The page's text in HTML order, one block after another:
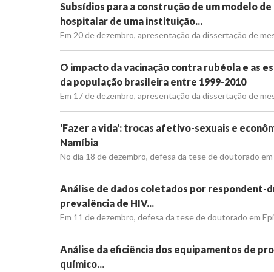
Subsídios para a construção de um modelo
hospitalar de uma instituição...
Em 20 de dezembro, apresentação da dissertação de
O impacto da vacinação contra rubéola e as
da população brasileira entre 1999-2010
Em 17 de dezembro, apresentação da dissertação de
'Fazer a vida': trocas afetivo-sexuais e
Namíbia
No dia 18 de dezembro, defesa da tese de doutorado em
Análise de dados coletados por respondent-
prevalência de HIV...
Em 11 de dezembro, defesa da tese de doutorado em
Análise da eficiência dos equipamentos de
químico...